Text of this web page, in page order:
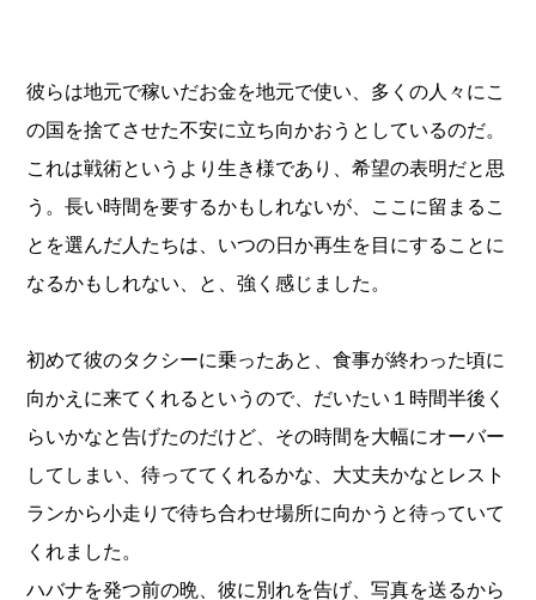
彼らは地元で稼いだお金を地元で使い、多くの人々にこ
の国を捨てさせた不安に立ち向かおうとしているのだ。
これは戦術というより生き様であり、希望の表明だと思
う。長い時間を要するかもしれないが、ここに留まるこ
とを選んだ人たちは、いつの日か再生を目にすることに
なるかもしれない、と、強く感じました。
初めて彼のタクシーに乗ったあと、食事が終わった頃に
向かえに来てくれるというので、だいたい１時間半後く
らいかなと告げたのだけど、その時間を大幅にオーバー
してしまい、待っててくれるかな、大丈夫かなとレスト
ランから小走りで待ち合わせ場所に向かうと待っていて
くれました。
ハバナを発つ前の晩、彼に別れを告げ、写真を送るから